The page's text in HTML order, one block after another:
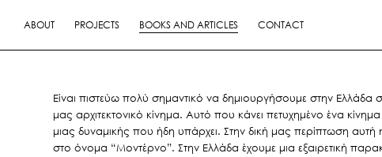
ABOUT PROJECTS BOOKS AND ARTICLES CONTACT
Είναι πιστεύω πολύ σημαντικό να δημιουργήσουμε στην Ελλάδα
μας αρχιτεκτονικό κίνημα. Αυτό που κάνει πετυχημένο ένα
μιας δυναμικής που ήδη υπάρχει. Στην δική μας περίπτωση αυτή
στο όνομα “Μοντέρνο”. Στην Ελλάδα έχουμε μια εξαιρετική